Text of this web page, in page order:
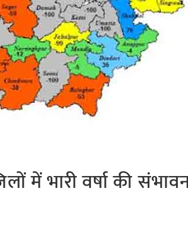
में भारी वर्षा की